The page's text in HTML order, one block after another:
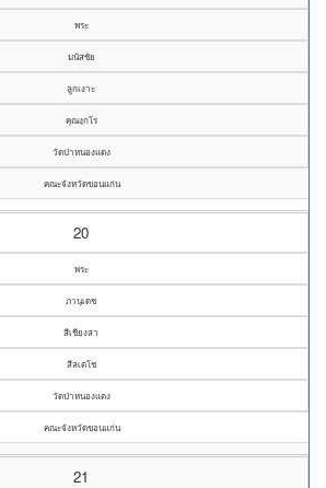
พระ
มนัสชัย
ลูกเงาะ
คุณงฺกโร
วัดป่าหนองแดง
คณะจังหวัดขอนแก่น
20
พระ
ภานุเดช
สีเชียงสา
สีลเตโช
วัดป่าหนองแดง
คณะจังหวัดขอนแก่น
21